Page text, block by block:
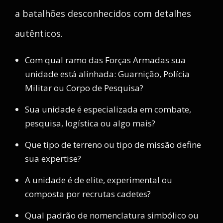
a batalhões desconhecidos com detalhes
autênticos.
Com qual ramo das Forças Armadas sua
unidade está alinhada: Guarnição, Polícia
Militar ou Corpo de Pesquisa?
Sua unidade é especializada em combate,
pesquisa, logística ou algo mais?
Que tipo de terreno ou tipo de missão define
sua expertise?
A unidade é de elite, experimental ou
composta por recrutas cadetes?
Qual padrão de nomenclatura simbólico ou